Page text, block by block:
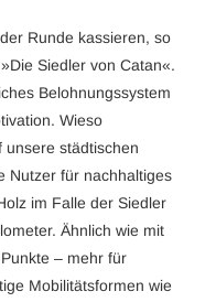
Runde kassieren, so
Siedler von Catan«.
Belohnungssystem
Wieso
unsere städtischen
Nutzer für nachhaltiges
im Falle der Siedler
Ähnlich wie mit
– mehr für
Mobilitätsformen wie